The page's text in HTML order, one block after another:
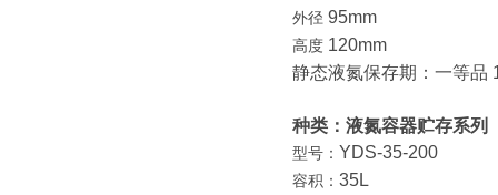
外径 95mm
高度 120mm
静态液氮保存期：一等品
种类：液氮容器贮存系列
型号： YDS-35-200
容积： 35L